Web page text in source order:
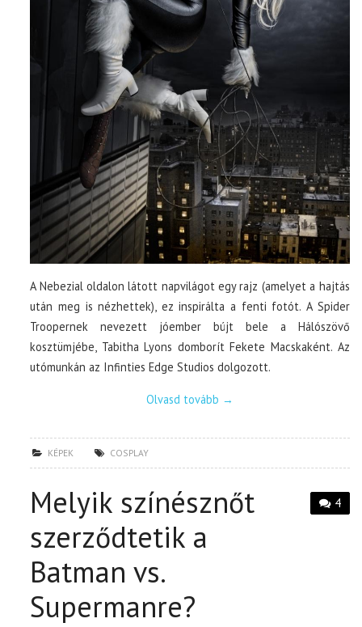
A Nebezial oldalon látott napvilágot egy rajz (amelyet a hajtás
után meg is nézhettek), ez inspirálta a fenti fotót. A Spider
Troopernek nevezett jóember bújt bele a Hálószövő
kosztümjébe, Tabitha Lyons domborít Fekete Macskaként. Az
utómunkán az Infinties Edge Studios dolgozott.
Olvasd tovább →
KÉPEK COSPLAY
4
Melyik színésznőt
szerződtetik a
Batman vs.
Supermanre?